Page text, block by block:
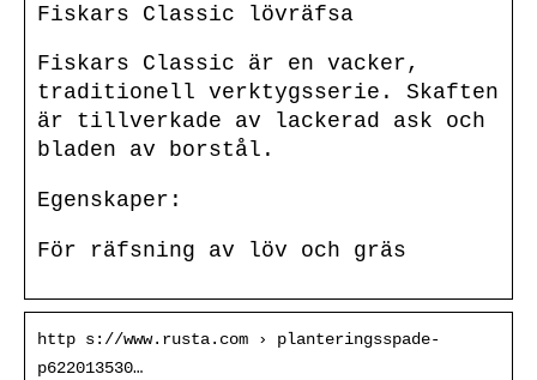
Fiskars Classic lövräfsa
Fiskars Classic är en vacker,
traditionell verktygsserie. Skaften
är tillverkade av lackerad ask och
bladen av borstål.
Egenskaper:
För räfsning av löv och gräs
http s://www.rusta.com › planteringsspade-
p622013530…